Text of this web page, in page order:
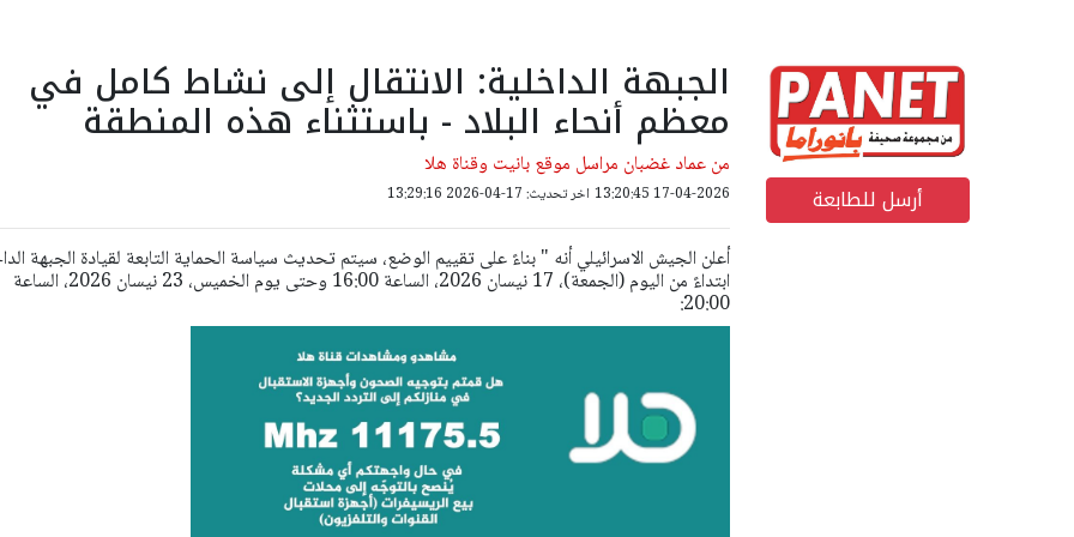
أرسل للطابعة
الجبهة الداخلية: الانتقال إلى نشاط كامل في
معظم أنحاء البلاد - باستثناء هذه المنطقة
من عماد غضبان مراسل موقع بانيت وقناة هلا
17-04-2026 13:20:45 اخر تحديث: 17-04-2026 13:29:16
أعلن الجيش الاسرائيلي أنه " بناءً على تقييم الوضع، سيتم تحديث سياسة الحماية التابعة لقيادة الجبهة
ابتداءً من اليوم (الجمعة)، 17 نيسان 2026، الساعة 16:00 وحتى يوم الخميس، 23 نيسان 2026، الساعة
20:00: